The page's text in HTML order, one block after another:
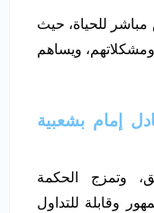
للحياة، حيث
ويساهم
إمام بشعبية
وتمزج الحكمة
وقابلة للتداول